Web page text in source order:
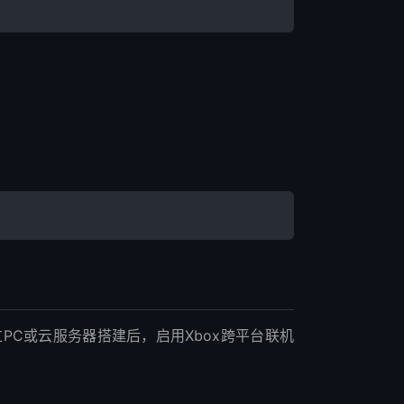
或云服务器搭建后，启用Xbox跨平台联机